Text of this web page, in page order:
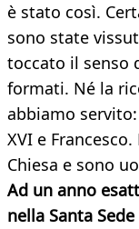
è stato così.
sono state
toccato il senso
formati. Né la
abbiamo
XVI e
Chiesa e sono
Ad un anno
nella Santa